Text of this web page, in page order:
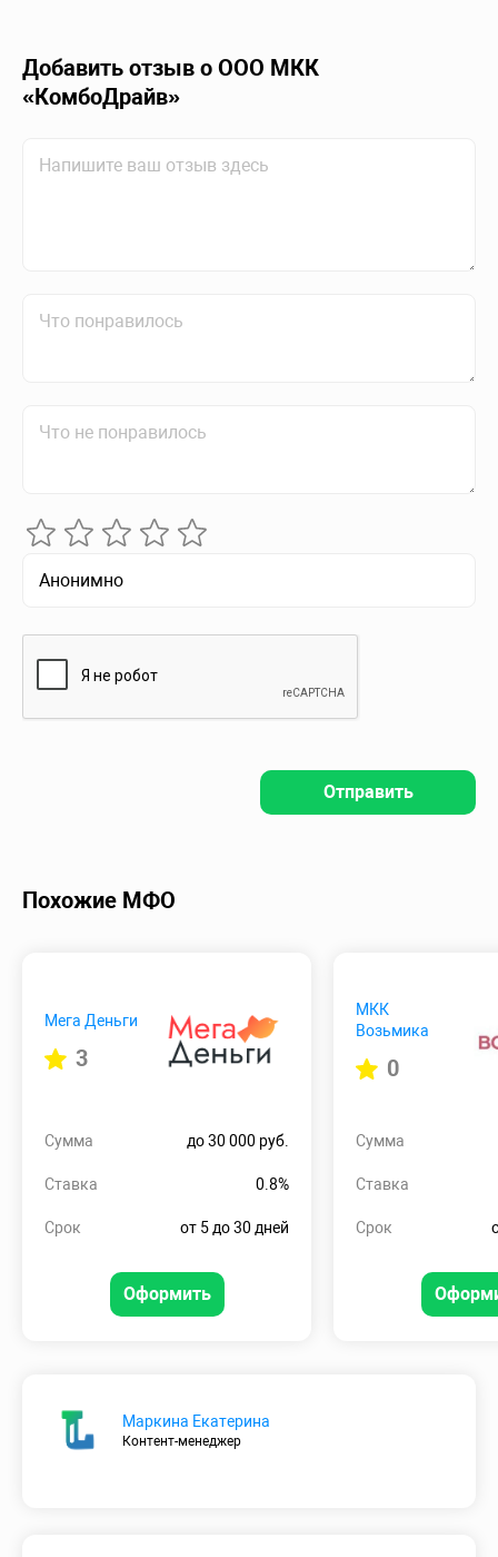
Добавить отзыв о ООО МКК
«КомбоДрайв»
Отправить
Похожие МФО
Мега Деньги
3
Сумма до 30 000 руб.
Ставка 0.8%
Срок от 5 до 30 дней
Оформить
МКК
Возьмика
0
Сумма
Ставка
Срок
Маркина Екатерина
Контент-менеджер